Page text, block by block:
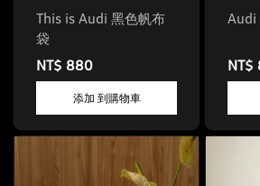
This is Audi 黑色帆布
袋
NT$ 880
添加 到購物車
Audi
NT$